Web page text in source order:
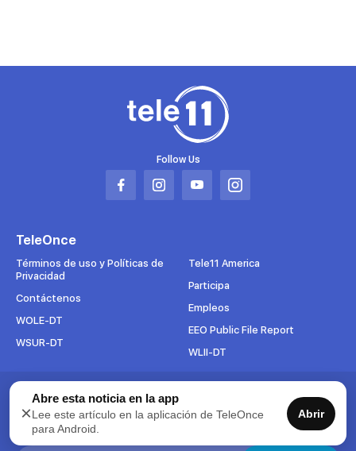
Follow Us
Abrir
pestaña
Abrir
pestaña
Abrir
pestaña
Abrir
pestaña
TeleOnce
Términos de uso y Políticas de
Privacidad
Contáctenos
WOLE-DT
WSUR-DT
Tele11 America
Participa
Empleos
EEO Public File Report
WLII-DT
Suscríbete al boletín
Para mantenerse al tanto de todo lo que pasa en TeleOnce,
suscríbase ahora a nuestros boletines.
×
Abre esta noticia en la app
Lee este artículo en la aplicación de TeleOnce
para Android.
Abrir